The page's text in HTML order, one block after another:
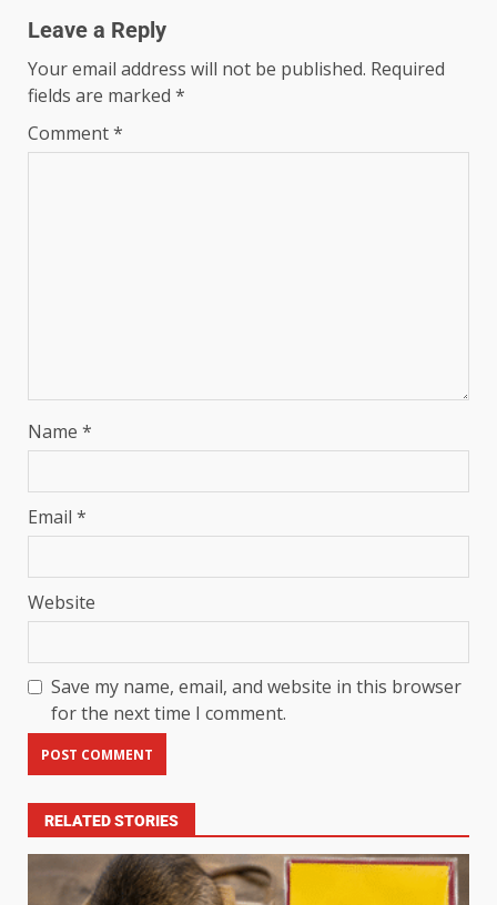
Leave a Reply
Your email address will not be published. Required
fields are marked *
Comment*
Name *
Email *
Website
Save my name, email, and website in this browser
for the next time I comment.
RELATED STORIES